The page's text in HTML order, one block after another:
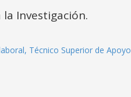
Investigación.
Técnico Superior de Apoyo